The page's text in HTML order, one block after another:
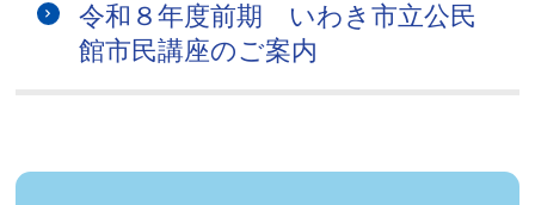
令和８年度前期 いわき市立公民
館市民講座のご案内